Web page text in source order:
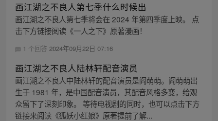
画江湖之不良人第七季什么时候出
画江湖之不良人第七季将会在 2024 年第四季度上映。 点
击下方链接阅读《一人之下》原著漫画！
1 个回答 2024年09月22日 07:16
画江湖之不良人陆林轩配音演员
画江湖之不良人中陆林轩的配音演员是阎萌萌。阎萌萌出
生于 1981 年，是中国配音演员，其配音风格多变，给观
众留下了深刻印象。 等待电视剧的同时，也可以点击下方
链接来阅读《狐妖小红娘》原著提前了解...